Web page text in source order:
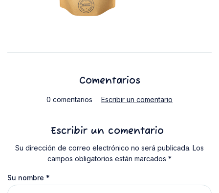
Comentarios
0 comentarios Escribir un comentario
Escribir un comentario
Su dirección de correo electrónico no será publicada. Los
campos obligatorios están marcados *
Su nombre *